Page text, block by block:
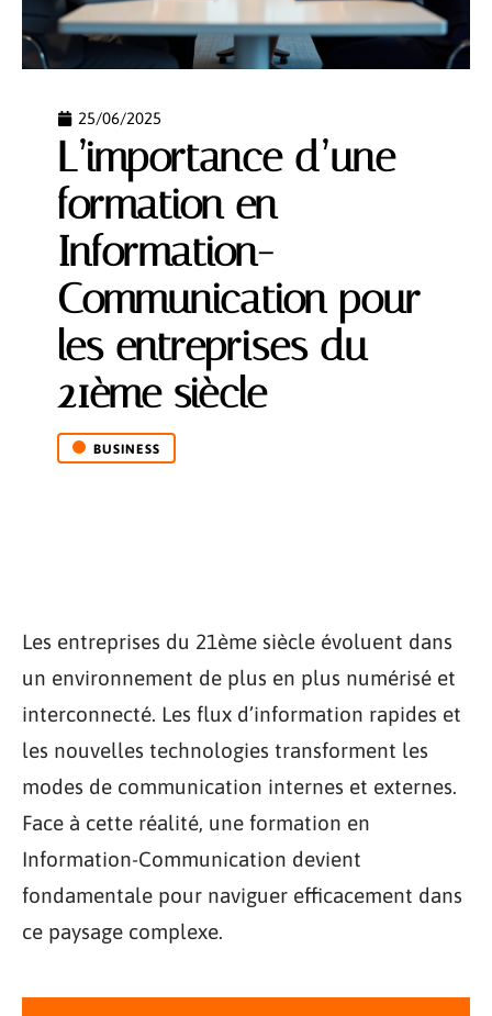
25/06/2025
L’importance d’une
formation en
Information-
Communication pour
les entreprises du
21ème siècle
BUSINESS
Les entreprises du 21ème siècle évoluent dans
un environnement de plus en plus numérisé et
interconnecté. Les flux d’information rapides et
les nouvelles technologies transforment les
modes de communication internes et externes.
Face à cette réalité, une formation en
Information-Communication devient
fondamentale pour naviguer efficacement dans
ce paysage complexe.